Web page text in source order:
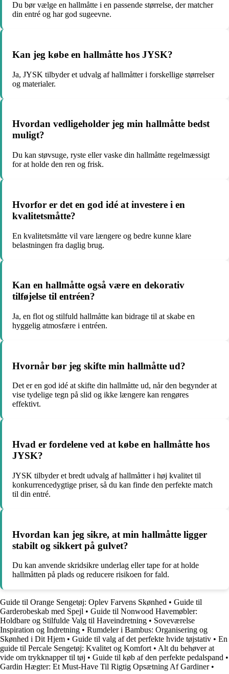
Du bør vælge en hallmåtte i en passende størrelse, der matcher
din entré og har god sugeevne.
Kan jeg købe en hallmåtte hos JYSK?
Ja, JYSK tilbyder et udvalg af hallmåtter i forskellige størrelser
og materialer.
Hvordan vedligeholder jeg min hallmåtte bedst
muligt?
Du kan støvsuge, ryste eller vaske din hallmåtte regelmæssigt
for at holde den ren og frisk.
Hvorfor er det en god idé at investere i en
kvalitetsmåtte?
En kvalitetsmåtte vil vare længere og bedre kunne klare
belastningen fra daglig brug.
Kan en hallmåtte også være en dekorativ
tilføjelse til entréen?
Ja, en flot og stilfuld hallmåtte kan bidrage til at skabe en
hyggelig atmosfære i entréen.
Hvornår bør jeg skifte min hallmåtte ud?
Det er en god idé at skifte din hallmåtte ud, når den begynder at
vise tydelige tegn på slid og ikke længere kan rengøres
effektivt.
Hvad er fordelene ved at købe en hallmåtte hos
JYSK?
JYSK tilbyder et bredt udvalg af hallmåtter i høj kvalitet til
konkurrencedygtige priser, så du kan finde den perfekte match
til din entré.
Hvordan kan jeg sikre, at min hallmåtte ligger
stabilt og sikkert på gulvet?
Du kan anvende skridsikre underlag eller tape for at holde
hallmåtten på plads og reducere risikoen for fald.
Guide til Orange Sengetøj: Oplev Farvens Skønhed • Guide til
Garderobeskab med Spejl • Guide til Nonwood Havemøbler:
Holdbare og Stilfulde Valg til Haveindretning • Soveværelse
Inspiration og Indretning • Rumdeler i Bambus: Organisering og
Skønhed i Dit Hjem • Guide til valg af det perfekte hvide tøjstativ • En
guide til Percale Sengetøj: Kvalitet og Komfort • Alt du behøver at
vide om trykknapper til tøj • Guide til køb af den perfekte pedalspand •
Gardin Hægter: Et Must-Have Til Rigtig Opsætning Af Gardiner•